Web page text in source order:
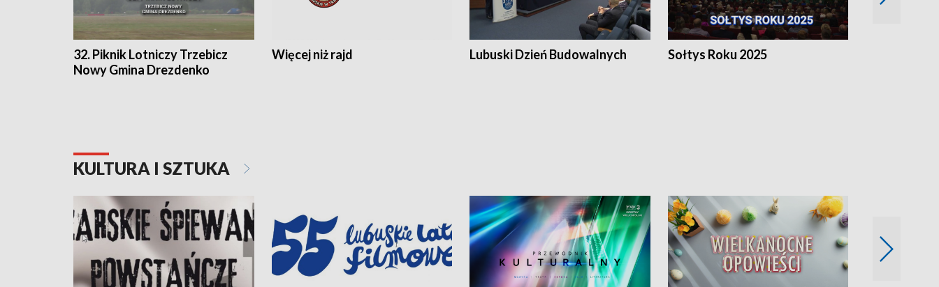
32. Piknik Lotniczy Trzebicz
Nowy Gmina Drezdenko
Więcej niż rajd Lubuski Dzień Budowalnych Sołtys Roku 2025
KULTURA I SZTUKA